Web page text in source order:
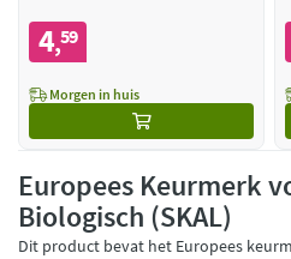
4,59
Morgen in huis
Europees Keurmerk
Biologisch (SKAL)
Dit product bevat het Europees